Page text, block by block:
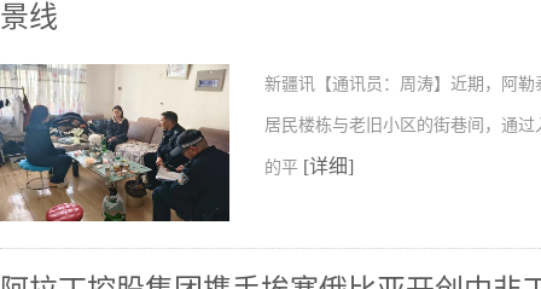
景线
新疆讯【通讯员：周涛】近期，阿
居民楼栋与老旧小区的街巷间，通
的平 [详细]